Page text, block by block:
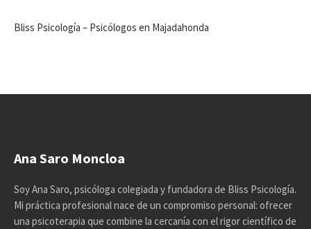
Bliss Psicología – Psicólogos en Majadahonda
Ana Saro Moncloa
Soy Ana Saro, psicóloga colegiada y fundadora de Bliss Psicología.
Mi práctica profesional nace de un compromiso personal: ofrecer
una psicoterapia que combine la cercanía con el rigor científico de